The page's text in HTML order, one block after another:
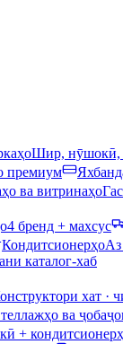
Шир, нӯшокӣ,
премиум
ва витринаҳо
4 бренд + махсус
КондитсионерҳоАз
каталог-хаб
хат ·
ва
+